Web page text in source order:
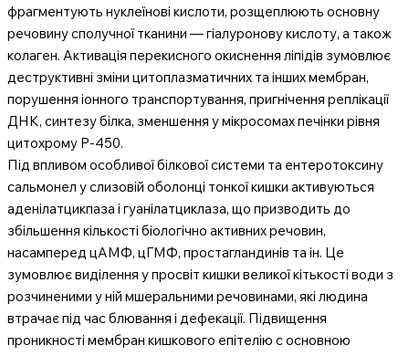
фрагментують нуклеїнові кислоти, розщеплюють основну
речовину сполучної тканини — гіалуронову кислоту, а також
колаген. Активація перекисного окиснення ліпідів зумовлює
деструктивні зміни цитоплазматичних та інших мембран,
порушення іонного транспортування, пригнічення реплікації
ДНК, синтезу білка, зменшення у мікросомах печінки рівня
цитохрому Р-450.
Під впливом особливої білкової системи та ентеротоксину
сальмонел у слизовій оболонці тонкої кишки активуються
аденілатцикпаза і гуанілатциклаза, що призводить до
збільшення кількості біологічно активних речовин,
насамперед цАМФ, цГМФ, простагландинів та ін. Це
зумовлює виділення у просвіт кишки великої кітькості води з
розчиненими у ній мшеральними речовинами, які людина
втрачає під час блювання і дефекації. Підвищення
проникності мембран кишкового епітелію с основною